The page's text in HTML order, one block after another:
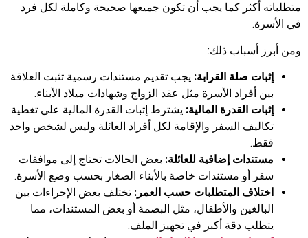
متطلباته أكثر كما يجب أن تكون جميعها صحيحة وكاملة لكل فرد
في الأسرة.
ومن أبرز أسباب ذلك:
إثبات صلة القرابة: يجب تقديم مستندات رسمية تثبت العلاقة
بين أفراد الأسرة مثل عقد الزواج وشهادات ميلاد الأبناء.
إثبات القدرة المالية: يشترط إثبات القدرة المالية على تغطية
تكاليف السفر والإقامة لكل أفراد العائلة وليس لشخص واحد
فقط.
مستندات إضافية للعائلة: بعض الحالات تحتاج إلى موافقات
سفر أو مستندات خاصة بالأبناء الصغار بحسب وضع الأسرة.
اختلاف المتطلبات حسب العمر: تختلف بعض الإجراءات بين
البالغين والأطفال، مثل البصمة أو بعض المستندات، مما
يتطلب دقة أكبر في تجهيز الملف.